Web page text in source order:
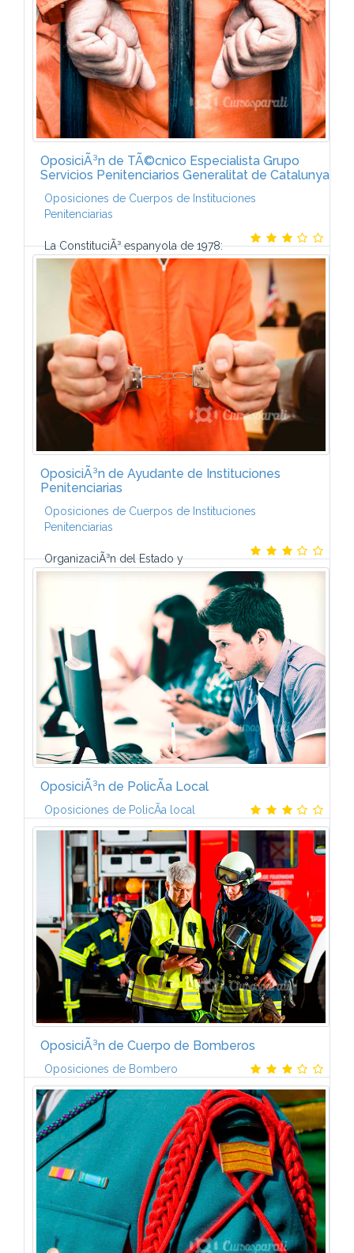
OposiciÃ³n de TÃ©cnico Especialista Grupo
Servicios Penitenciarios Generalitat de Catalunya
Oposiciones de Cuerpos de Instituciones
Penitenciarias
La ConstituciÃ³ espanyola de 1978:
estructura, contingut i principis. Drets i deures
fonamentals. El Tribunal Constitucional. La Corona.
Les Corts Generals: composiciÃ³ i...
OposiciÃ³n de Ayudante de Instituciones
Penitenciarias
Oposiciones de Cuerpos de Instituciones
Penitenciarias
OrganizaciÃ³n del Estado y
AdministraciÃ³n PÃºblica OrganizaciÃ³n de oficinas
pÃºblicas Derecho Administrativo general Derecho
Penal Derecho Penitenciario Material: Contiene 4...
OposiciÃ³n de PolicÃ­a Local
Oposiciones de PolicÃ­a local
Temario:ConstituciÃ³n EspaÃ±ola y AdministraciÃ³n
del Estado (12 temas)AdministraciÃ³n Local (11
temas)Temas especÃ­ficos (16 temas)Material:libro de
constituciÃ³ncintas de...
OposiciÃ³n de Cuerpo de Bomberos
Oposiciones de Bombero
La metodologÃ­a desarrollada para este curso te va a
proporcionar todos los conocimientos y habilidades
necesarias para poder superar las pruebas de
acceso.El curso dispone del...